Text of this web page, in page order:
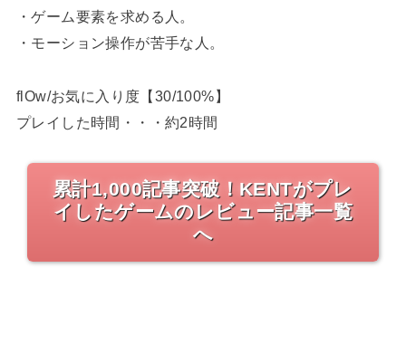
・ゲーム要素を求める人。
・モーション操作が苦手な人。
flOw/お気に入り度【30/100%】
プレイした時間・・・約2時間
累計1,000記事突破！KENTがプレ
イしたゲームのレビュー記事一覧
へ